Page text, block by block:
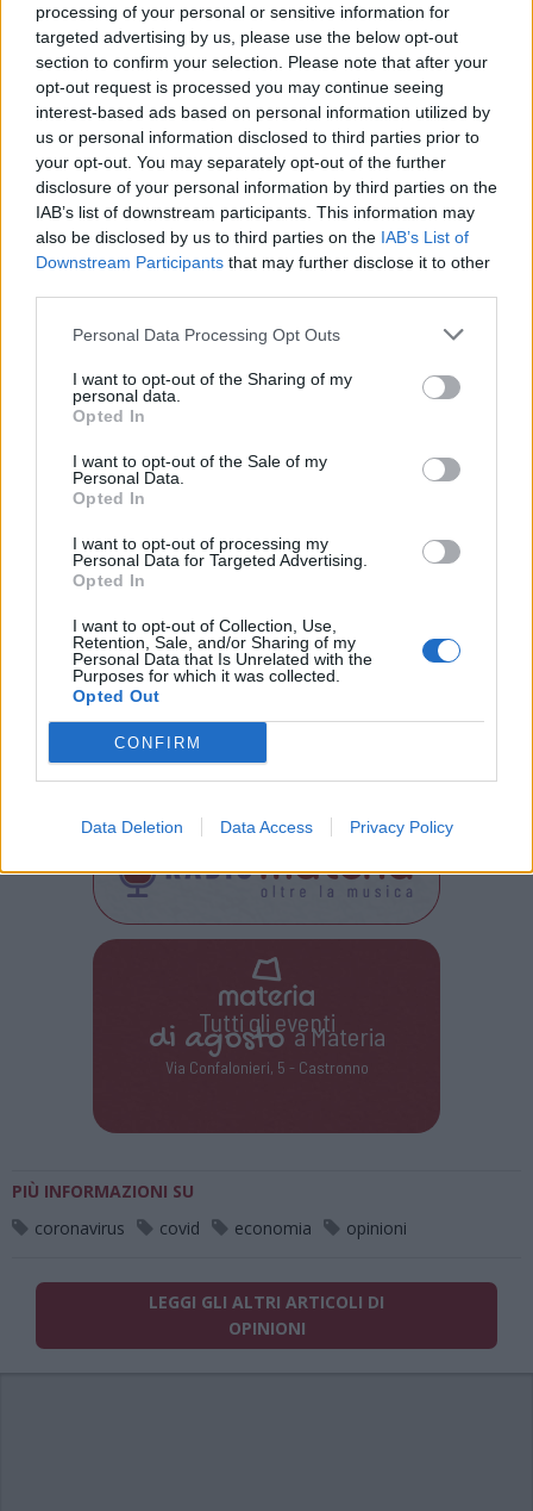
processing of your personal or sensitive information for
targeted advertising by us, please use the below opt-out
section to confirm your selection. Please note that after your
opt-out request is processed you may continue seeing
interest-based ads based on personal information utilized by
us or personal information disclosed to third parties prior to
your opt-out. You may separately opt-out of the further
disclosure of your personal information by third parties on the
IAB’s list of downstream participants. This information may
also be disclosed by us to third parties on the IAB’s List of
Downstream Participants that may further disclose it to other
Personal Data Processing Opt Outs
I want to opt-out of the Sharing of my
personal data.
Opted In
I want to opt-out of the Sale of my
Personal Data.
Opted In
I want to opt-out of processing my
Personal Data for Targeted Advertising.
Opted In
I want to opt-out of Collection, Use,
Retention, Sale, and/or Sharing of my
Personal Data that Is Unrelated with the
Purposes for which it was collected.
Opted Out
CONFIRM
Data Deletion Data Access Privacy Policy
Oggi il modello vincente è diversoe basato
su lavoro ibrido con un bilanciamento tra
presenza e remoto; catene di produzione
regionalizzate che offrono più sicurezza e
meno rischio; e, infine e in modo sostanziale,
automazione diffusa, che permette meno
dipendenza dall’uomo nei processi ripetitivi.
Cinque anni dopo il Covid, il futuro del
lavoro, della produzione e dell’innovazione
si è riscritto su nuove regol
centralizzato, ma diffuso. Chi ha già unito i
puntini cresce. Gli altri? Guardano ancora
indietro.
avanti; potete solo unirli guardandovi indietro”,
Steve Jobs.
Tutti gli eventi
di agostoa Materia
Via Confalonieri, 5 - Castronno
PIÙ INFORMAZIONI SU
coronavirus
covid economia opinioni
LEGGI GLI ALTRI ARTICOLI DI
OPINIONI